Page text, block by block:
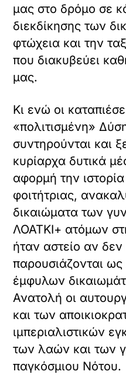
μας στο δρόμο σε
διεκδίκησης των
φτώχεια και την
που διακυβεύει
μας.
Κι ενώ οι
«πολιτισμένη»
συντηρούνται και
κυρίαρχα δυτικά
αφορμή την
φοιτήτριας,
δικαιώματα των
ΛΟΑΤΚΙ+ ατόμων
ήταν αστείο αν
παρουσιάζονται
έμφυλων
Ανατολή οι
και των
ιμπεριαλιστικών
των λαών και των
παγκόσμιου Νότου.